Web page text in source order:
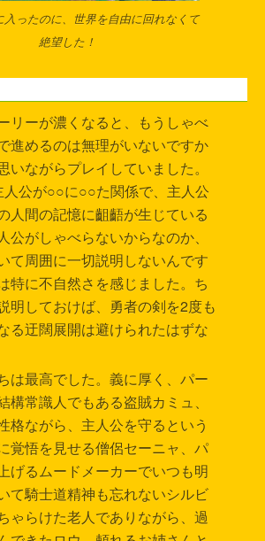
入ったのに、世界を自由に回れなくて
絶望した！
リーが濃くなると、もうしゃべ
進めるのは無理がいないですか
ながらプレイしていました。
人公が○○に○○た関係で、主人公
人間の記憶に齟齬が生じている
公がしゃべらないからなのか、
て周囲に一切説明しないんです
特に不自然さを感じました。ち
明しておけば、勇者の剣を2度も
る迂闊展開は避けられたはずな
は最高でした。義に厚く、パー
構常識人でもある盗賊カミュ、
格ながら、主人公を守るという
覚悟を見せる僧侶セーニャ、パ
げるムードメーカーでいつも明
て騎士道精神も忘れないシルビ
ゃらけた老人でありながら、過